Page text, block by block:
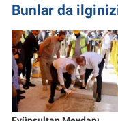
Bunlar da